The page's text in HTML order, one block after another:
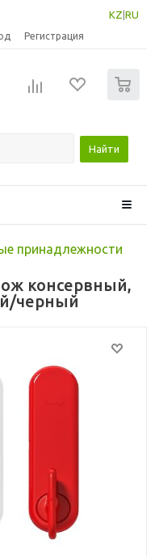
KZ RU
Регистрация
Найти
принадлежности
консервный,
черный